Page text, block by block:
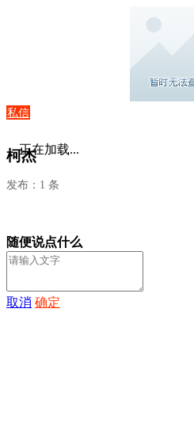
私信
柯杰
发布：1 条
正在加载...
随便说点什么
取消 确定